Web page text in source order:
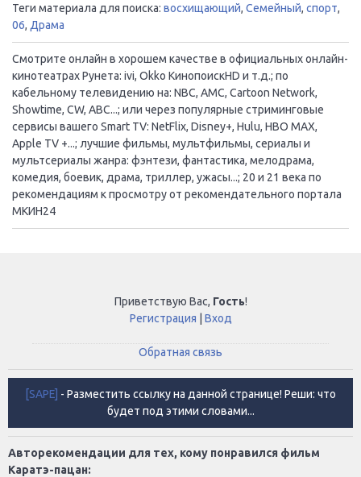
Теги материала для поиска: восхищающий, Семейный, спорт,
06, Драма
Смотрите онлайн в хорошем качестве в официальных онлайн-
кинотеатрах Рунета: ivi, Okko КинопоискHD и т.д.; по
кабельному телевидению на: NBC, AMC, Cartoon Network,
Showtime, CW, ABC...; или через популярные стриминговые
сервисы вашего Smart TV: NetFlix, Disney+, Hulu, HBO MAX,
Apple TV +...; лучшие фильмы, мультфильмы, сериалы и
мультсериалы жанра: фэнтези, фантастика, мелодрама,
комедия, боевик, драма, триллер, ужасы...; 20 и 21 века по
рекомендациям к просмотру от рекомендательного портала
МКИН24
Приветствую Вас, Гость!
Регистрация
Вход
Обратная связь
[SAPE] - Разместить ссылку на данной странице! Реши: что
будет под этими словами...
Авторекомендации для тех, кому понравился фильм
Каратэ-пацан: